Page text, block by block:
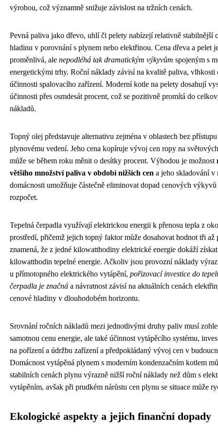
výrobou, což významně snižuje závislost na tržních cenách.
Pevná paliva jako dřevo, uhlí či pelety nabízejí relativně stabilnější
hladinu v porovnání s plynem nebo elektřinou. Cena dřeva a pelet
proměnlivá, ale nepodléhá tak dramatickým výkyvům spojeným s
energetickými trhy. Roční náklady závisí na kvalitě paliva, vlhkosti
účinnosti spalovacího zařízení. Moderní kotle na pelety dosahují
účinnosti přes osmdesát procent, což se pozitivně promítá do
nákladů.
Topný olej představuje alternativu zejména v oblastech bez
plynovému vedení. Jeho cena kopíruje vývoj cen ropy na
může se během roku měnit o desítky procent. Výhodou je možnost
většího množství paliva v období nižších cen a jeho skladování v
domácnosti umožňuje částečně eliminovat dopad cenových
rozpočet.
Tepelná čerpadla využívají elektrickou energii k přenosu tepla z
prostředí, přičemž jejich topný faktor může dosahovat hodnot tři až
znamená, že z jedné kilowatthodiny elektrické energie dokáží
kilowatthodin tepelné energie. Ačkoliv jsou provozní náklady
u přímotopného elektrického vytápění, pořizovací investice do
čerpadla je značná a návratnost závisí na aktuálních cenách
cenové hladiny v dlouhodobém horizontu.
Srovnání ročních nákladů mezi jednotlivými druhy paliv musí
samotnou cenu energie, ale také účinnost vytápěcího systému,
na pořízení a údržbu zařízení a předpokládaný vývoj cen v
Domácnost vytápěná plynem s moderním kondenzačním kotlem
stabilních cenách plynu výrazně nižší roční náklady než dům s
vytápěním, avšak při prudkém nárůstu cen plynu se situace může
Ekologické aspekty a jejich finanční dopady